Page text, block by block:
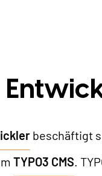
TYPO3 KI
TYPO3
beschäftigt
TYPO3 CMS.